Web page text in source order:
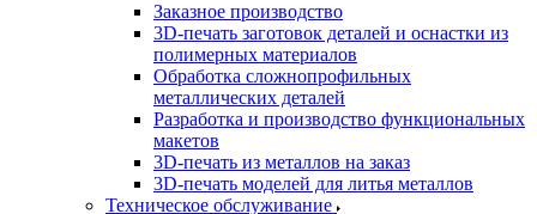
Заказное производство
3D-печать заготовок деталей и оснастки из
полимерных материалов
Обработка сложнопрофильных
металлических деталей
Разработка и производство функциональных
макетов
3D-печать из металлов на заказ
3D-печать моделей для литья металлов
Техническое обслуживание